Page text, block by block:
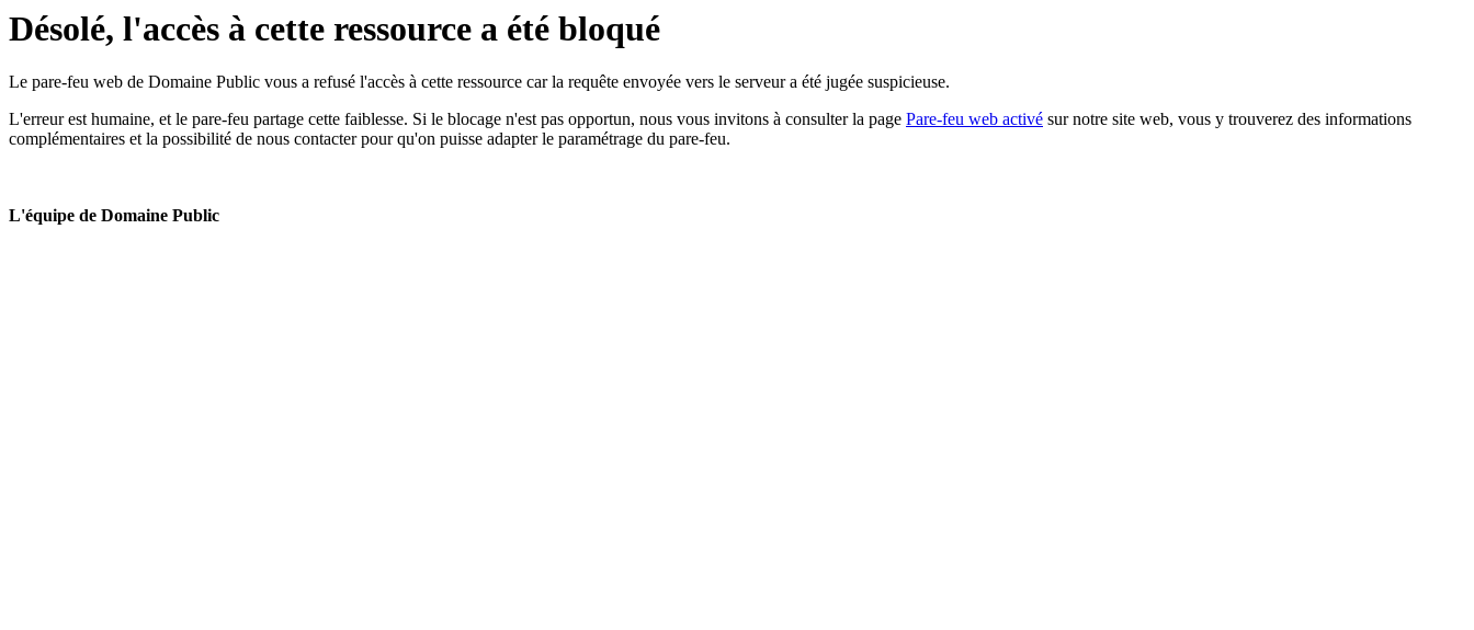
Désolé, l'accès à cette ressource a été bloqué
Le pare-feu web de Domaine Public vous a refusé l'accès à cette ressource car la requête envoyée vers le serveur a été jugée suspicieuse.
L'erreur est humaine, et le pare-feu partage cette faiblesse. Si le blocage n'est pas opportun, nous vous invitons à consulter la page Pare-feu web activé sur notre site web, vous y trouverez des informations
complémentaires et la possibilité de nous contacter pour qu'on puisse adapter le paramétrage du pare-feu.
L'équipe de Domaine Public